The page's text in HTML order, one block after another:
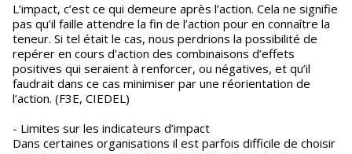
L’impact, c’est ce qui demeure après l’action. Cela ne signifie
pas qu’il faille attendre la fin de l’action pour en connaître la
teneur. Si tel était le cas, nous perdrions la possibilité de
repérer en cours d’action des combinaisons d’effets
positives qui seraient à renforcer, ou négatives, et qu’il
faudrait dans ce cas minimiser par une réorientation de
l’action. (F3E, CIEDEL)
- Limites sur les indicateurs d’impact
Dans certaines organisations il est parfois difficile de choisir